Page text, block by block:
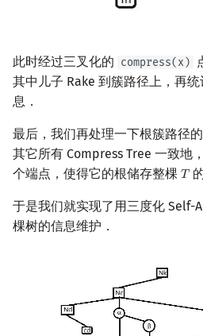
此时经过三叉化的 compress(x)
其中儿子 Rake 到簇路径上，再
息．
最后，我们再处理一下根簇路径
其它所有 Compress Tree 一致地
个端点，使得它的根储存整棵 𝑇
T
于是我们就实现了用三度化 Self-
棵树的信息维护．